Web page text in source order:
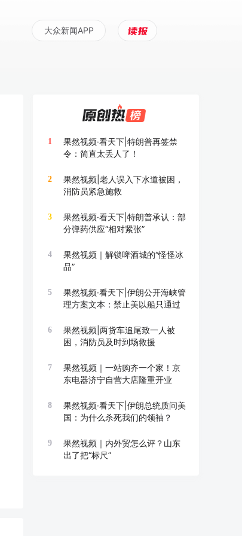
大众新闻APP
1
果然视频·看天下|特朗普再签禁
令：简直太丢人了！
2
果然视频|老人误入下水道被困，
消防员紧急施救
3
果然视频·看天下|特朗普承认：部
分弹药供应“相对紧张”
4
果然视频｜解锁啤酒城的“怪怪冰
品”
5
果然视频·看天下|伊朗公开海峡管
理方案文本：禁止美以船只通过
6
果然视频|两货车追尾致一人被
困，消防员及时到场救援
7
果然视频｜一站购齐一个家！京
东电器济宁自营大店隆重开业
8
果然视频·看天下|伊朗总统质问美
国：为什么杀死我们的领袖？
9
果然视频｜内外贸怎么评？山东
出了把“标尺”